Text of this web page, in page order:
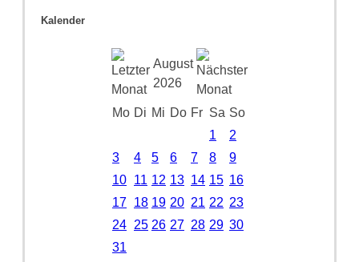
Kalender
August
2026
Mo Di Mi Do Fr Sa So
1
2
3
4 5 6 7 8
9
10 11 12 13 14 15 16
17 18 19 20 21 22 23
24 25 26 27 28 29 30
31